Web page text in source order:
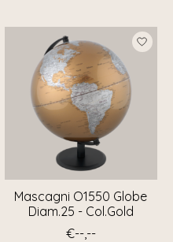
Mascagni O1550 Globe
Diam.25 - Col.Gold
€--,--